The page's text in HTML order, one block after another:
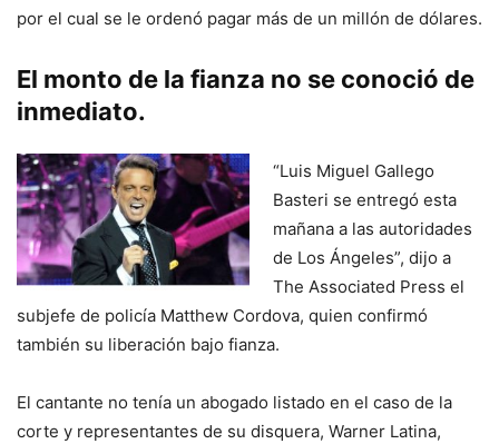
por el cual se le ordenó pagar más de un millón de dólares.
El monto de la fianza no se conoció de
inmediato.
“Luis Miguel Gallego
Basteri se entregó esta
mañana a las autoridades
de Los Ángeles”, dijo a
The Associated Press el
subjefe de policía Matthew Cordova, quien confirmó
también su liberación bajo fianza.
El cantante no tenía un abogado listado en el caso de la
corte y representantes de su disquera, Warner Latina,